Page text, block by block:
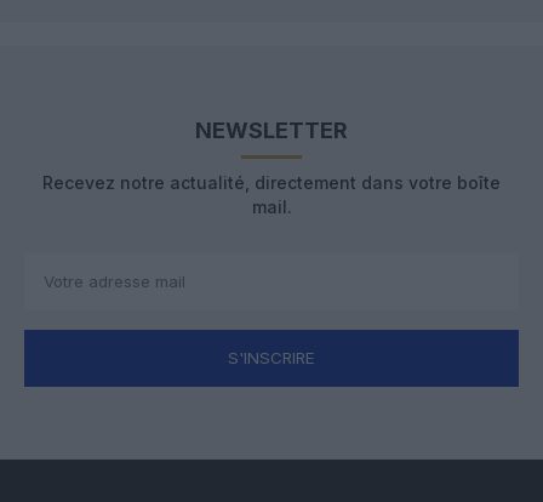
NEWSLETTER
Recevez notre actualité, directement dans votre boîte
mail.
S'INSCRIRE